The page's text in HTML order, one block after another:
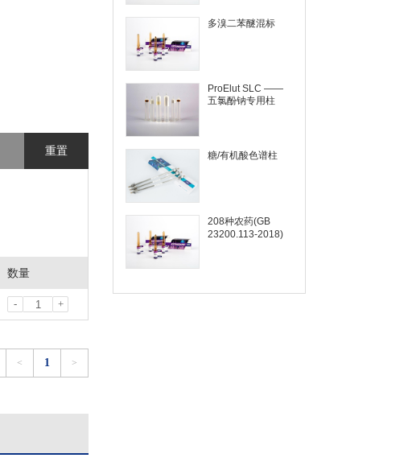
重置
数量
- +
< 1 >
多溴二苯醚混标
ProElut SLC ——
五氯酚钠专用柱
糖/有机酸色谱柱
208种农药(GB
23200.113-2018)